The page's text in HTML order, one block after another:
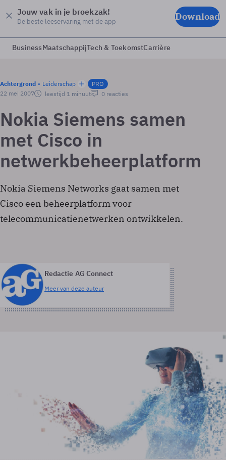
Jouw vak in je broekzak!
De beste leeservaring met de app Download
BusinessMaatschappijTech & ToekomstCarrière
Achtergrond Leiderschap
PRO
22 mei 2007
leestijd 1 minuut 0 reacties
Nokia Siemens samen
met Cisco in
netwerkbeheerplatform
Nokia Siemens Networks gaat samen met
Cisco een beheerplatform voor
telecommunicatienetwerken ontwikkelen.
Redactie AG Connect
Meer van deze auteur